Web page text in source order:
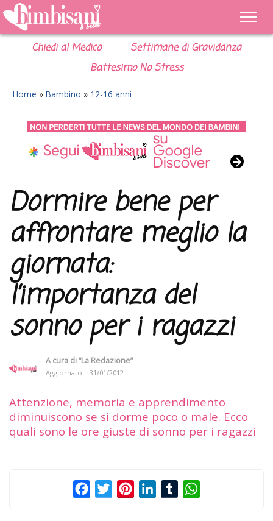
Chiedi al Medico
Settimane di Gravidanza
Battesimo No Stress
Home » Bambino » 12-16 anni
Dormire bene per
affrontare meglio la
giornata:
l’importanza del
sonno per i ragazzi
A cura di“La Redazione”
Aggiornato il 31/01/2012
Attenzione, memoria e apprendimento
diminuiscono se si dorme poco o male. Ecco
quali sono le ore giuste di sonno per i ragazzi
FacebookTwitterPinterestLinkedInTumblr